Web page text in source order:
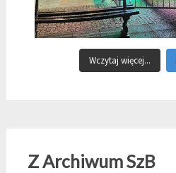
Wczytaj więcej...
Z Archiwum SzB